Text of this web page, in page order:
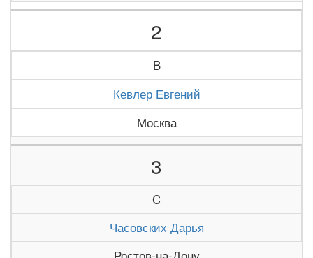
2
B
Кевлер Евгений
Москва
3
C
Часовских Дарья